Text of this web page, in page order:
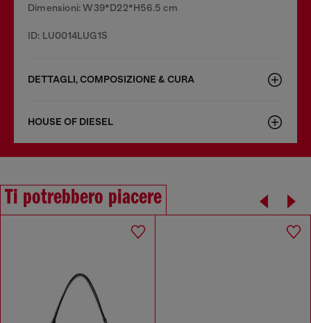
Dimensioni: W39*D22*H56.5 cm
ID: LU0014LUG1S
DETTAGLI, COMPOSIZIONE & CURA
HOUSE OF DIESEL
Ti potrebbero piacere